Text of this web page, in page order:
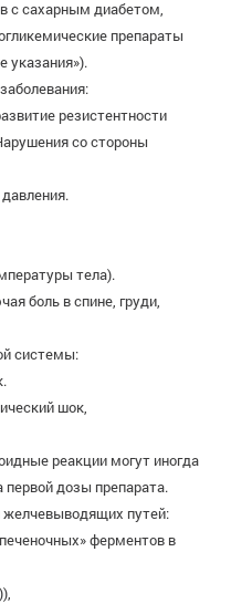
с сахарным диабетом,
препараты
указания»).
резистентности
со стороны
тела).
боль в спине, груди,
системы:
шок,
реакции могут иногда
дозы препарата.
желчевыводящих путей:
ферментов в